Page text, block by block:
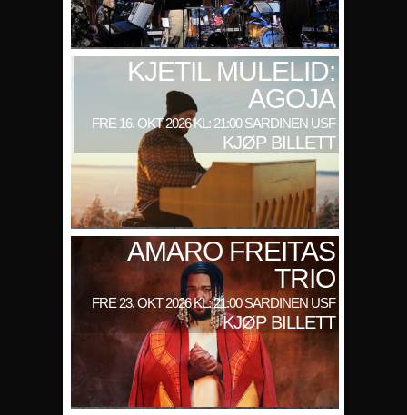
KJETIL MULELID:
AGOJA
FRE 16. OKT 2026 KL: 21:00 SARDINEN USF
KJØP BILLETT
AMARO FREITAS
TRIO
FRE 23. OKT 2026 KL: 21:00 SARDINEN USF
KJØP BILLETT